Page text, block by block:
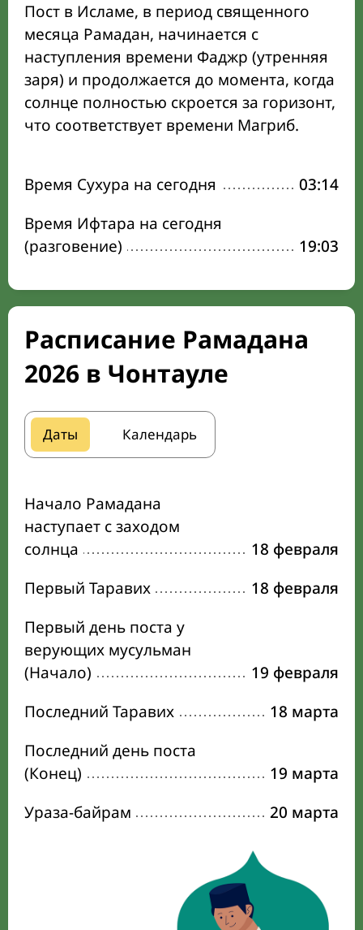
Пост в Исламе, в период священного
месяца Рамадан, начинается с
наступления времени Фаджр (утренняя
заря) и продолжается до момента, когда
солнце полностью скроется за горизонт,
что соответствует времени Магриб.
Время Сухура на сегодня
03:14
Время Ифтара на сегодня
(разговение)
19:03
Расписание Рамадана
2026 в Чонтауле
Даты Календарь
Начало Рамадана
наступает с заходом
солнца
18 февраля
Первый Таравих
18 февраля
Первый день поста у
верующих мусульман
(Начало)
19 февраля
Последний Таравих
18 марта
Последний день поста
(Конец)
19 марта
Ураза-байрам
20 марта